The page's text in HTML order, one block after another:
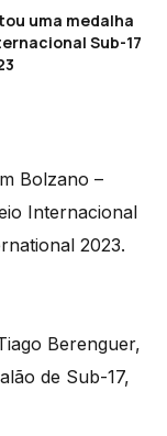
uma medalha
Sub-17
Bolzano –
Internacional
2023.
Berenguer,
de Sub-17,